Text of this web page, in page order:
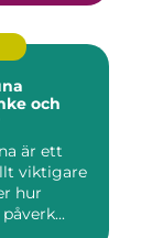
och
är ett
viktigare
hur